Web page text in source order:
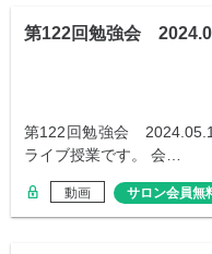
第122回勉強会
第122回勉強会
ライブ授業です。 会…
動画 サロン会員無